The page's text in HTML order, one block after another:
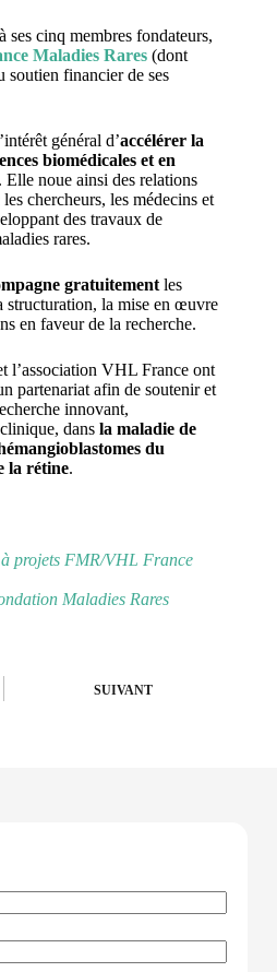
ses cinq membres fondateurs,
Maladies Rares (dont
soutien financier de ses
général d’accélérer la
biomédicales et en
. Elle noue ainsi des relations
chercheurs, les médecins et
des travaux de
rares.
gratuitement les
structuration, la mise en œuvre
en faveur de la recherche.
l’association VHL France ont
partenariat afin de soutenir et
innovant,
dans la maladie de
du
la rétine.
projets FMR/VHL France
Maladies Rares
SUIVANT